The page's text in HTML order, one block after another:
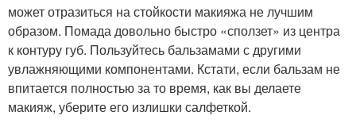
может отразиться на стойкости макияжа не лучшим
образом. Помада довольно быстро «сползет» из центра
к контуру губ. Пользуйтесь бальзамами с другими
увлажняющими компонентами. Кстати, если бальзам не
впитается полностью за то время, как вы делаете
макияж, уберите его излишки салфеткой.